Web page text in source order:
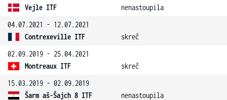
Vejle ITF
nenastoupila
04.07.2021 - 12.07.2021
Contrexeville ITF
skreč
02.09.2019 - 25.04.2021
Montreaux ITF
skreč
15.03.2019 - 02.09.2019
Šarm aš-Šajch 8 ITF
nenastoupila